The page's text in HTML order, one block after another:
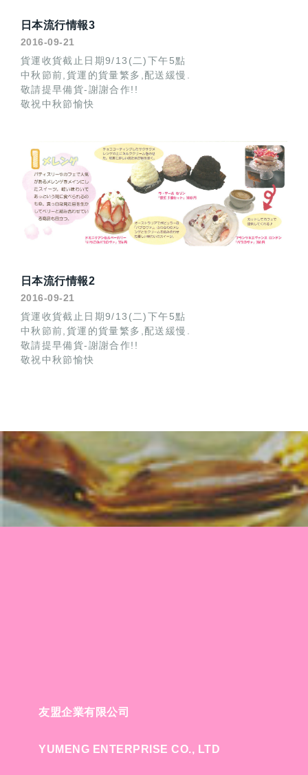
日本流行情報3
2016-09-21
貨運收貨截止日期9/13(二)下午5點
中秋節前,貨運的貨量繁多,配送緩慢.
敬請提早備貨-謝謝合作!!
敬祝中秋節愉快
日本流行情報2
2016-09-21
貨運收貨截止日期9/13(二)下午5點
中秋節前,貨運的貨量繁多,配送緩慢.
敬請提早備貨-謝謝合作!!
敬祝中秋節愉快
友盟企業有限公司
YUMENG ENTERPRISE CO., LTD